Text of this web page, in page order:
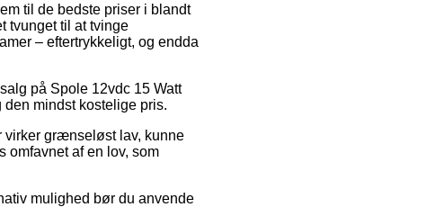
til de bedste priser i blandt
tvunget til at tvinge
– eftertrykkeligt, og endda
på Spole 12vdc 15 Watt
mindst kostelige pris.
virker grænseløst lav, kunne
omfavnet af en lov, som
mulighed bør du anvende